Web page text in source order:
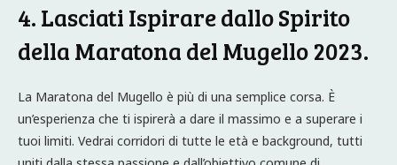
4. Lasciati Ispirare dallo Spirito
della Maratona del Mugello 2023.
La Maratona del Mugello è più di una semplice corsa. È
un’esperienza che ti ispirerà a dare il massimo e a superare i
tuoi limiti. Vedrai corridori di tutte le età e background, tutti